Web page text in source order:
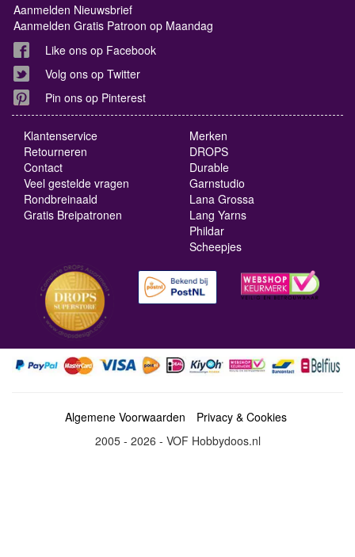
Aanmelden Nieuwsbrief
Aanmelden Gratis Patroon op Maandag
Like ons op Facebook
Volg ons op Twitter
Pin ons op Pinterest
Klantenservice
Retourneren
Contact
Veel gestelde vragen
Rondbreinaald
Gratis Breipatronen
Merken
DROPS
Durable
Garnstudio
Lana Grossa
Lang Yarns
Phildar
Scheepjes
Algemene Voorwaarden
Privacy & Cookies
2005 - 2026 - VOF Hobbydoos.nl